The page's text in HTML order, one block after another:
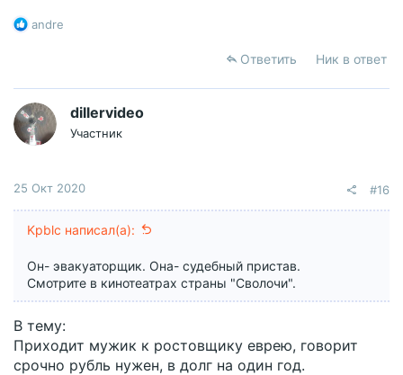
Р
ц
и
и
:
andre
Ответить Ник в ответ
dillervideo
Участник
25 Окт 2020 #16
Kpblc написал(а):
Он- эвакуаторщик. Она- судебный пристав.
Смотрите в кинотеатрах страны "Сволочи".
В тему:
Приходит мужик к ростовщику еврею, говорит
срочно рубль нужен, в долг на один год.